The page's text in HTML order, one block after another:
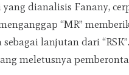
yang dianalisis Fanany,
“MR”
lanjutan dari
meletusnya